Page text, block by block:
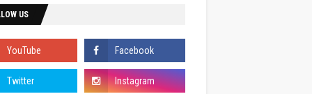
US